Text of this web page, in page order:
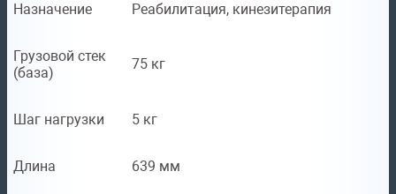
Назначение Реабилитация, кинезитерапия
Грузовой стек
(база)
75 кг
Шаг нагрузки 5 кг
Длина 639 мм